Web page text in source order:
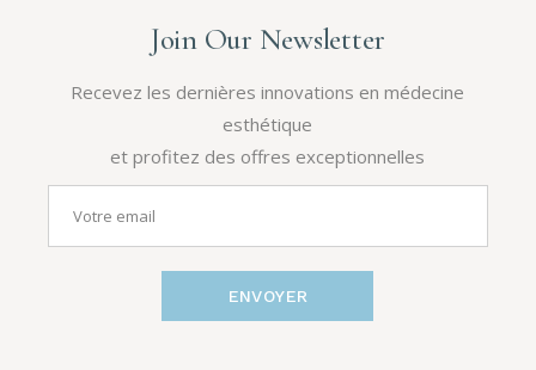
Join Our Newsletter
Recevez les dernières innovations en médecine
esthétique
et profitez des offres exceptionnelles
ENVOYER